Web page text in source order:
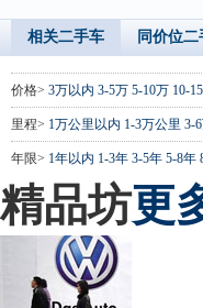
相关二手车 同价位二
价格> 3万以内 3-5万 5-10万 10-
里程> 1万公里以内 1-3万公里 3-
年限> 1年以内 1-3年 3-5年 5-8年
精品坊更